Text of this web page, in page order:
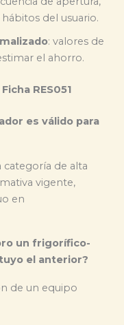
del usuario.
: valores de
el ahorro.
RES051
es válido para
de alta
vigente,
en
un frigorífico-
el anterior?
de un equipo